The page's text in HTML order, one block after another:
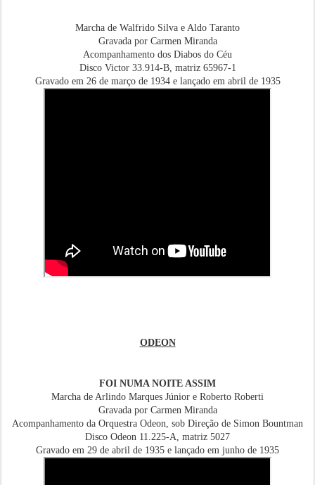
Marcha de Walfrido Silva e Aldo Taranto
Gravada por Carmen Miranda
Acompanhamento dos Diabos do Céu
Disco Victor 33.914-B, matriz 65967-1
Gravado em 26 de março de 1934 e lançado em abril de 1935
ODEON
FOI NUMA NOITE ASSIM
Marcha de Arlindo Marques Júnior e Roberto Roberti
Gravada por Carmen Miranda
Acompanhamento da Orquestra Odeon, sob Direção de Simon Bountman
Disco Odeon 11.225-A, matriz 5027
Gravado em 29 de abril de 1935 e lançado em junho de 1935